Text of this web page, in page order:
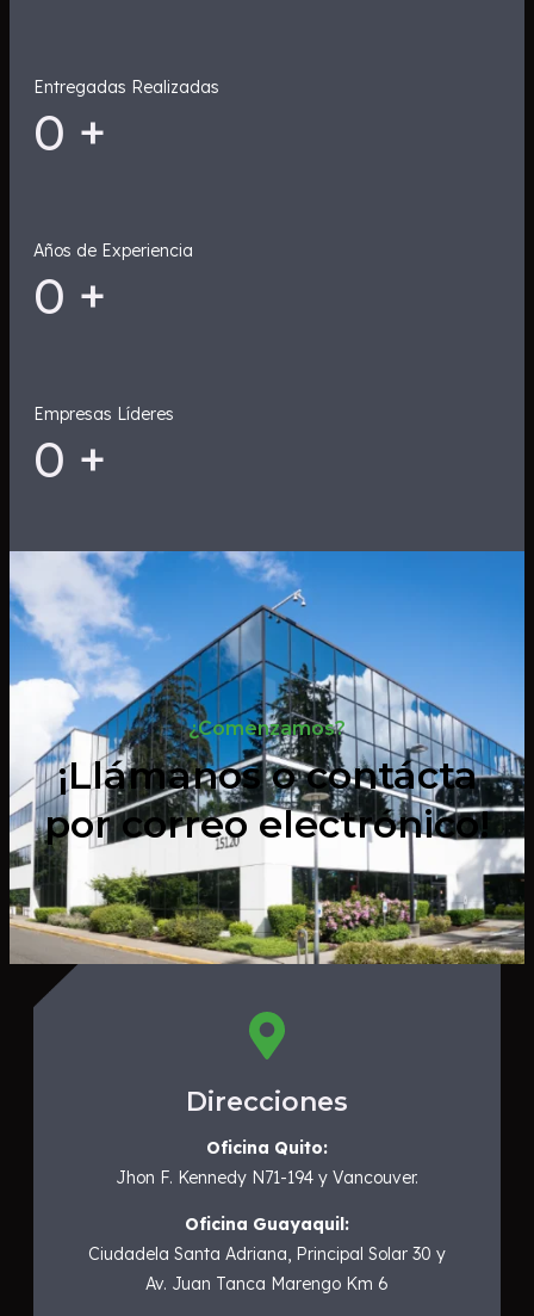
Entregadas Realizadas
0 +
Años de Experiencia
0 +
Empresas Líderes
0 +
¿Comenzamos?
¡Llámanos o contácta
por correo electrónico!
Direcciones
Oficina Quito:
Jhon F. Kennedy N71-194 y Vancouver.
Oficina Guayaquil:
Ciudadela Santa Adriana, Principal Solar 30 y
Av. Juan Tanca Marengo Km 6